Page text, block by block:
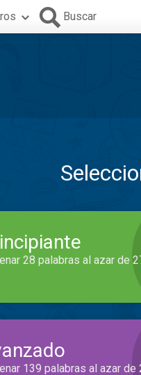
Buscar
28 palabras al azar de
139 palabras al azar de